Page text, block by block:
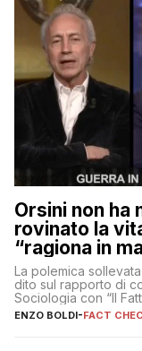
Orsini non ha
rovinato la
“ragiona in
La polemica
dito sul rapporto di
Sociologia con “Il
erano volati stracci
ENZO BOLDI-FACT